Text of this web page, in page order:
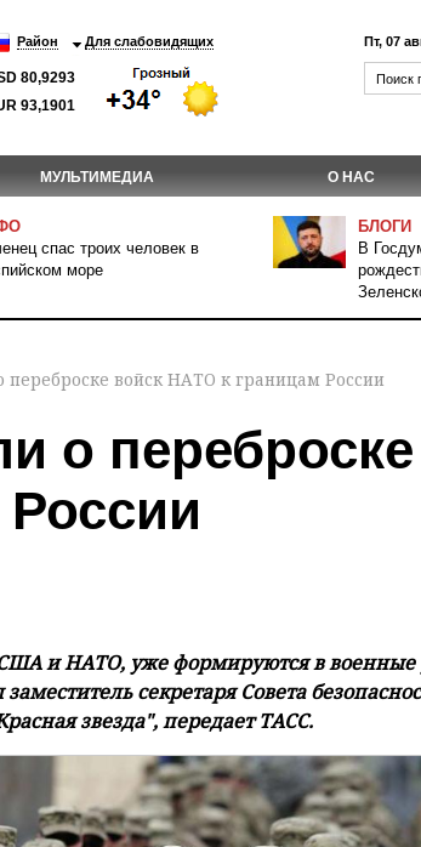
Район Для слабовидящих
80,9293
93,1901
Пт, 07
МУЛЬТИМЕДИА О НАС
спас троих человек в
море
БЛОГИ
В
переброске войск НАТО к границам России
о
и НАТО, уже формируются в военные
секретаря Совета
звезда", передает ТАСС.